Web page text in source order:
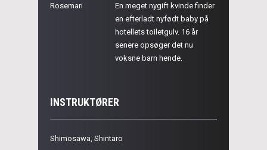
Rosemari
En meget nygift kvinde finder
en efterladt nyfødt baby på
hotellets toiletgulv. 16 år
senere opsøger det nu
voksne barn hende.
INSTRUKTØRER
Shimosawa, Shintaro